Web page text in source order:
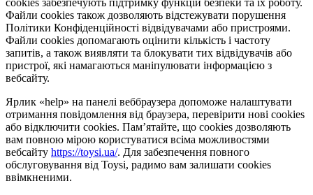
Файли cookies також дозволяють відстежувати порушення
Політики Конфіденційності відвідувачами або пристроями.
Файли cookies допомагають оцінити кількість і частоту
запитів, а також виявляти та блокувати тих відвідувачів або
пристрої, які намагаються маніпулювати інформацією з
вебсайту.
Ярлик «help» на панелі веббраузера допоможе налаштувати
отримання повідомлення від браузера, перевірити нові cookies
або відключити cookies. Пам’ятайте, що cookies дозволяють
вам повною мірою користуватися всіма можливостями
вебсайту https://toysi.ua/. Для забезпечення повного
обслуговування від Toysi, радимо вам залишати cookies
ввімкненими.